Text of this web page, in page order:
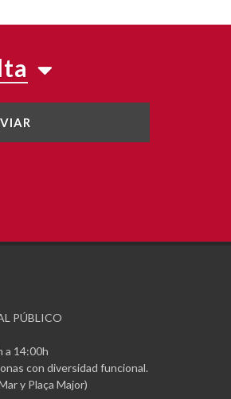
PÚBLICO
a 14:00h
con diversidad funcional.
y Plaça Major)